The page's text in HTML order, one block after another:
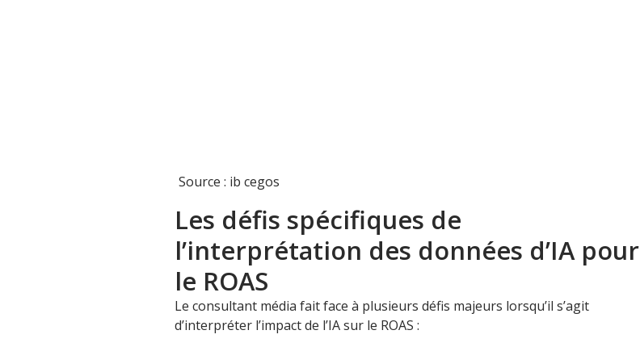
Source : ib cegos
Les défis spécifiques de
l’interprétation des données d’IA pour
le ROAS
Le consultant média fait face à plusieurs défis majeurs lorsqu’il s’agit
d’interpréter l’impact de l’IA sur le ROAS :